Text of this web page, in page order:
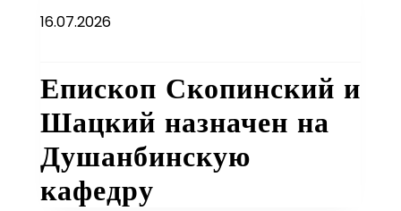
16.07.2026
Епископ Скопинский и
Шацкий назначен на
Душанбинскую
кафедру